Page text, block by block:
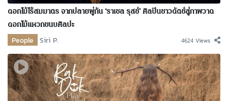
ดอกไม้ไร้สมมาตร จากปลายพู่กัน ‘ราเชล รุสช์’ ศิลปินชาวดัตช์สู่ภาพวาด
ดอกไม้แหวกขนบศิลปะ
People Siri P. 4624 Views